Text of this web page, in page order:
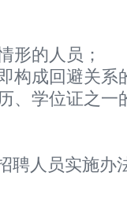
形的人员；
构成回避关系
、学位证之
聘人员实施办